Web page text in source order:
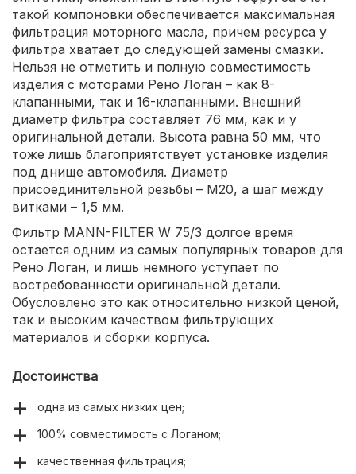
такой компоновки обеспечивается максимальная
фильтрация моторного масла, причем ресурса у
фильтра хватает до следующей замены смазки.
Нельзя не отметить и полную совместимость
изделия с моторами Рено Логан – как 8-
клапанными, так и 16-клапанными. Внешний
диаметр фильтра составляет 76 мм, как и у
оригинальной детали. Высота равна 50 мм, что
тоже лишь благоприятствует установке изделия
под днище автомобиля. Диаметр
присоединительной резьбы – М20, а шаг между
витками – 1,5 мм.
Фильтр MANN-FILTER W 75/3 долгое время
остается одним из самых популярных товаров для
Рено Логан, и лишь немного уступает по
востребованности оригинальной детали.
Обусловлено это как относительно низкой ценой,
так и высоким качеством фильтрующих
материалов и сборки корпуса.
Достоинства
одна из самых низких цен;
100% совместимость с Логаном;
качественная фильтрация;